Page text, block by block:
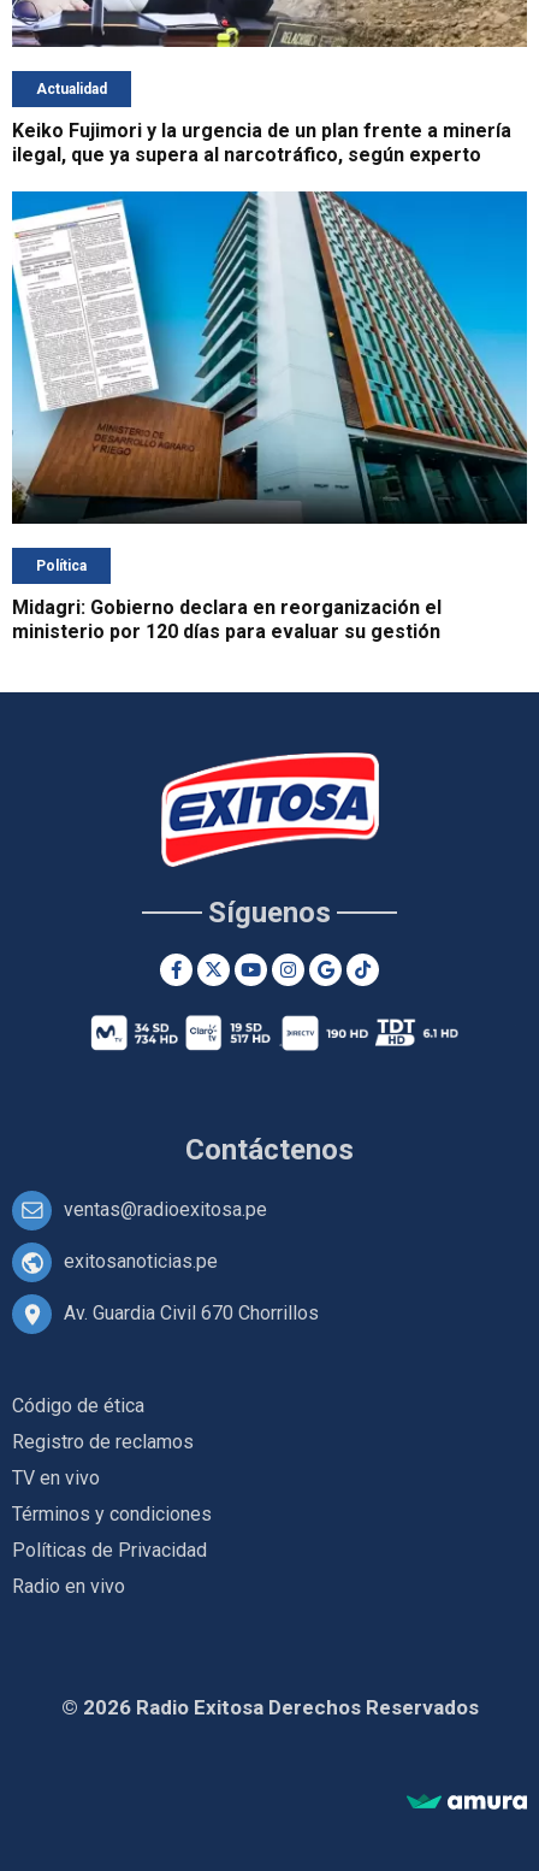
Actualidad
Keiko Fujimori y la urgencia de un plan frente a minería
ilegal, que ya supera al narcotráfico, según experto
Política
Midagri: Gobierno declara en reorganización el
ministerio por 120 días para evaluar su gestión
Contáctenos
ventas@radioexitosa.pe
exitosanoticias.pe
Av. Guardia Civil 670 Chorrillos
Síguenos
Código de ética
Registro de reclamos
TV en vivo
Términos y condiciones
Políticas de Privacidad
Radio en vivo
© 2026 Radio Exitosa Derechos Reservados